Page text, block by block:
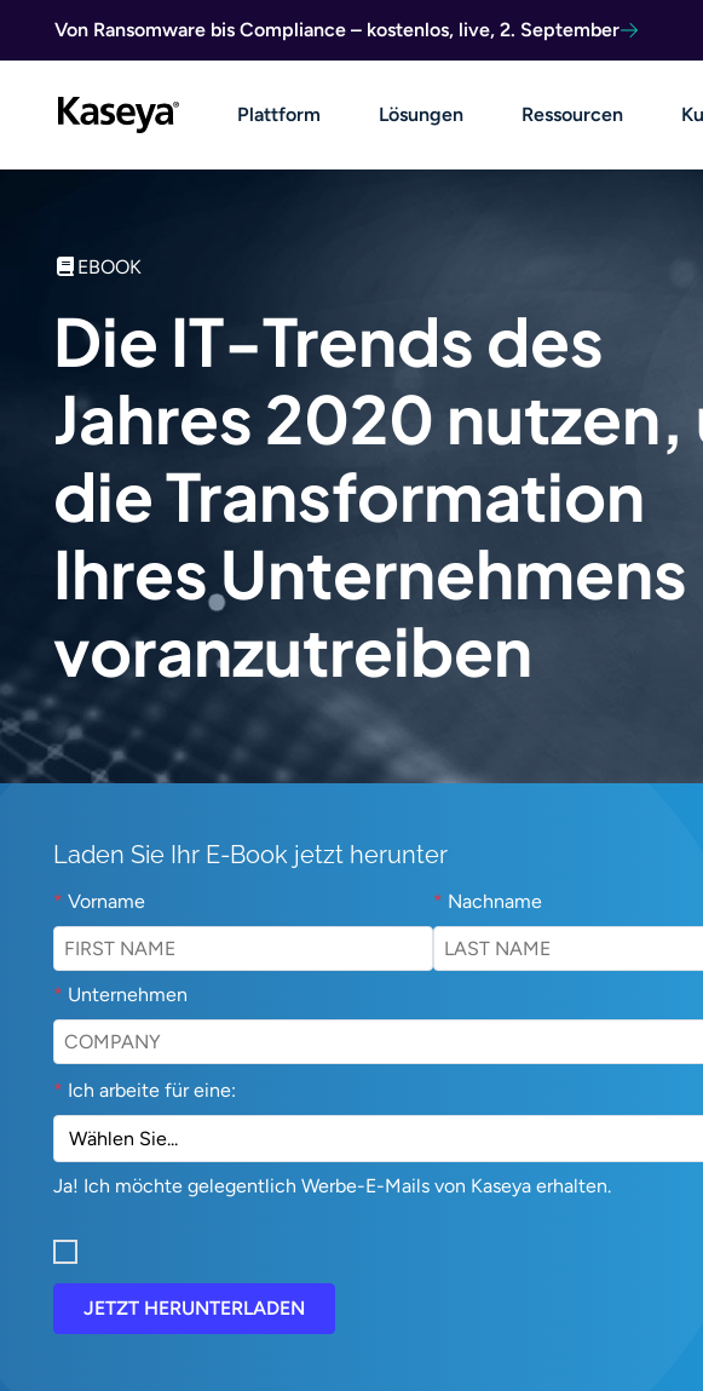
Von Ransomware bis Compliance – kostenlos, live, 2. September
Plattform Lösungen Ressourcen
EBOOK
Die IT-Trends des
Jahres 2020 nutzen,
die Transformation
Ihres Unternehmens
voranzutreiben
Laden Sie Ihr E-Book jetzt herunter
* Vorname * Nachname
* Unternehmen
* Ich arbeite für eine:
Ja! Ich möchte gelegentlich Werbe-E-Mails von Kaseya erhalten.
JETZT HERUNTERLADEN